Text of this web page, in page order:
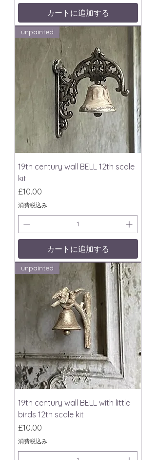
カートに追加する
unpainted
19th century wall BELL 12th scale
kit
価格
£10.00
消費税込み
カートに追加する
unpainted
19th century wall BELL with little
birds 12th scale kit
価格
£10.00
消費税込み